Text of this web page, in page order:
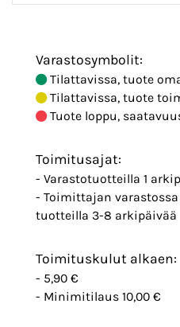
Varastosymbolit:
Tilattavissa, tuote
Tilattavissa, tuote
Tuote loppu,
Toimitusajat:
- Varastotuotteilla 1
- Toimittajan
tuotteilla 3-8 arkipäivää
Toimituskulut alkaen:
- 5,90 €
- Minimitilaus 10,00 €